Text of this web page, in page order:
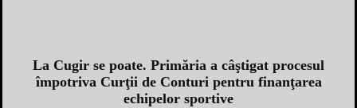
La Cugir se poate. Primăria a câştigat procesul
împotriva Curţii de Conturi pentru finanţarea
echipelor sportive